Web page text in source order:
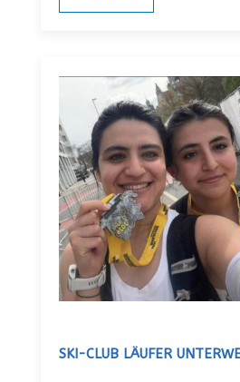
SKI-CLUB LÄUFER